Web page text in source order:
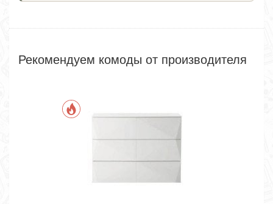
Рекомендуем комоды от производителя